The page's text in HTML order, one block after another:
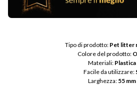
Tipo di prodotto: Pet litter
Colore del prodotto:
Materiali: Plastica
Facile da utilizzare:
Larghezza: 55 mm